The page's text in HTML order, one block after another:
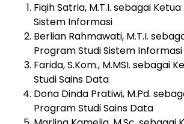
Fiqih Satria, M.T.I. sebagai
Sistem Informasi
Berlian Rahmawati, M.T.I.
Program Studi Sistem Informasi
Farida, S.Kom., M.MSI. sebagai
Studi Sains Data
Dona Dinda Pratiwi, M.Pd.
Program Studi Sains Data